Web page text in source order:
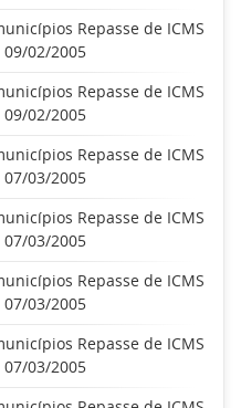
Repasse de ICMS
09/02/2005
Repasse de ICMS
09/02/2005
Repasse de ICMS
07/03/2005
Repasse de ICMS
07/03/2005
Repasse de ICMS
07/03/2005
Repasse de ICMS
07/03/2005